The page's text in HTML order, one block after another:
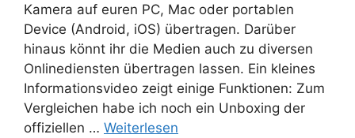
Kamera auf euren PC, Mac oder portablen
Device (Android, iOS) übertragen. Darüber
hinaus könnt ihr die Medien auch zu diversen
Onlinediensten übertragen lassen. Ein kleines
Informationsvideo zeigt einige Funktionen: Zum
Vergleichen habe ich noch ein Unboxing der
offiziellen … Weiterlesen